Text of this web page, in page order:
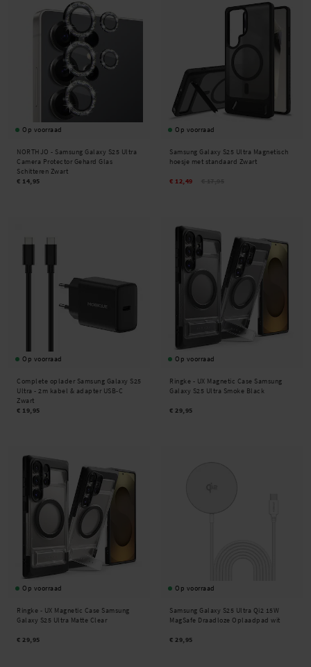
Op voorraad
NORTHJO - Samsung Galaxy S25 Ultra
Camera Protector Gehard Glas
Schitteren Zwart
€ 14,95
Op voorraad
Samsung Galaxy S25 Ultra Magnetisch
hoesje met standaard Zwart
€ 12,49
Op voorraad
Complete oplader Samsung Galaxy S25
Ultra - 2m kabel & adapter USB-C
Zwart
€ 19,95
Op voorraad
Ringke - UX Magnetic Case Samsung
Galaxy S25 Ultra Smoke Black
€ 29,95
Op voorraad
Ringke - UX Magnetic Case Samsung
Galaxy S25 Ultra Matte Clear
€ 29,95
Op voorraad
Samsung Galaxy S25 Ultra Qi2 15W
MagSafe Draadloze Oplaadpad wit
€ 29,95